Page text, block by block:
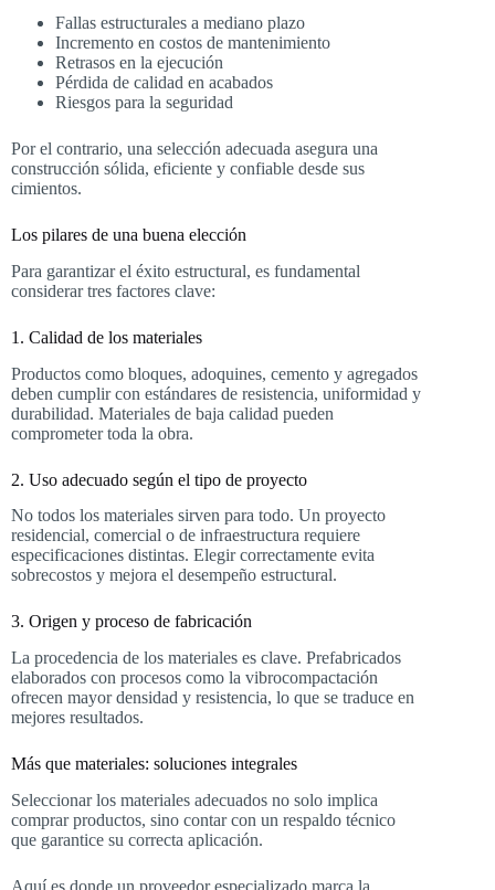
Fallas estructurales a mediano plazo
Incremento en costos de mantenimiento
Retrasos en la ejecución
Pérdida de calidad en acabados
Riesgos para la seguridad
Por el contrario, una selección adecuada asegura una
construcción sólida, eficiente y confiable desde sus
cimientos.
Los pilares de una buena elección
Para garantizar el éxito estructural, es fundamental
considerar tres factores clave:
1. Calidad de los materiales
Productos como bloques, adoquines, cemento y agregados
deben cumplir con estándares de resistencia, uniformidad y
durabilidad. Materiales de baja calidad pueden
comprometer toda la obra.
2. Uso adecuado según el tipo de proyecto
No todos los materiales sirven para todo. Un proyecto
residencial, comercial o de infraestructura requiere
especificaciones distintas. Elegir correctamente evita
sobrecostos y mejora el desempeño estructural.
3. Origen y proceso de fabricación
La procedencia de los materiales es clave. Prefabricados
elaborados con procesos como la vibrocompactación
ofrecen mayor densidad y resistencia, lo que se traduce en
mejores resultados.
Más que materiales: soluciones integrales
Seleccionar los materiales adecuados no solo implica
comprar productos, sino contar con un respaldo técnico
que garantice su correcta aplicación.
Aquí es donde un proveedor especializado marca la